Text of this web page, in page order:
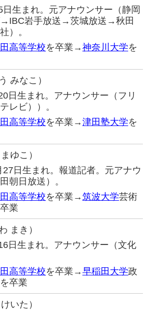
日生まれ。元アナウンサー（静岡
→IBC岩手放送→茨城放送→秋田
）。
高等学校を卒業→神奈川大学を
みなこ）
日生まれ。アナウンサー（フリ
レビ））。
高等学校を卒業→津田塾大学を
ゆこ）
27日生まれ。報道記者。元アナウ
朝日放送）。
高等学校を卒業→筑波大学芸術
業
まき）
日生まれ。アナウンサー（文化
高等学校を卒業→早稲田大学政
卒業
いた）